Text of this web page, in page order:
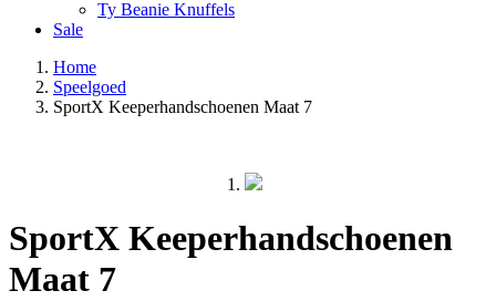
Ty Beanie Knuffels
Sale
Home
Speelgoed
SportX Keeperhandschoenen Maat 7
SportX Keeperhandschoenen
Maat 7